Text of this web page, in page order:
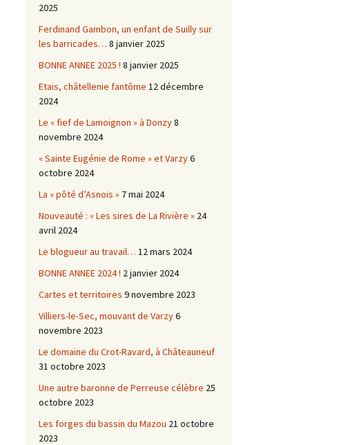
2025
Ferdinand Gambon, un enfant de Suilly sur
les barricades… 8 janvier 2025
BONNE ANNEE 2025 ! 8 janvier 2025
Etais, châtellenie fantôme 12 décembre
2024
Le « fief de Lamoignon » à Donzy8
novembre 2024
« Sainte Eugénie de Rome » et Varzy6
octobre 2024
La « pôté d’Asnois » 7 mai 2024
Nouveauté : « Les sires de La Rivière » 24
avril 2024
Le blogueur au travail… 12 mars 2024
BONNE ANNEE 2024 ! 2 janvier 2024
Cartes et territoires 9 novembre 2023
Villiers-le-Sec, mouvant de Varzy6
novembre 2023
Le domaine du Crot-Ravard, à Châteauneuf
31 octobre 2023
Une autre baronne de Perreuse célèbre 25
octobre 2023
Les forges du bassin du Mazou 21 octobre
2023